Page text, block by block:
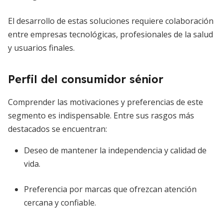
El desarrollo de estas soluciones requiere colaboración
entre empresas tecnológicas, profesionales de la salud
y usuarios finales.
Perfil del consumidor sénior
Comprender las motivaciones y preferencias de este
segmento es indispensable. Entre sus rasgos más
destacados se encuentran:
Deseo de mantener la independencia y calidad de
vida.
Preferencia por marcas que ofrezcan atención
cercana y confiable.